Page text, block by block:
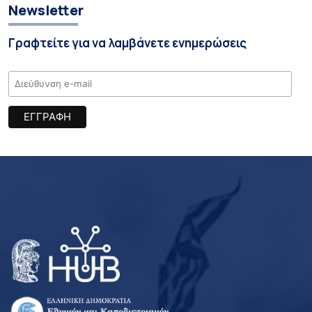
Newsletter
Γραφτείτε για να λαμβάνετε ενημερώσεις